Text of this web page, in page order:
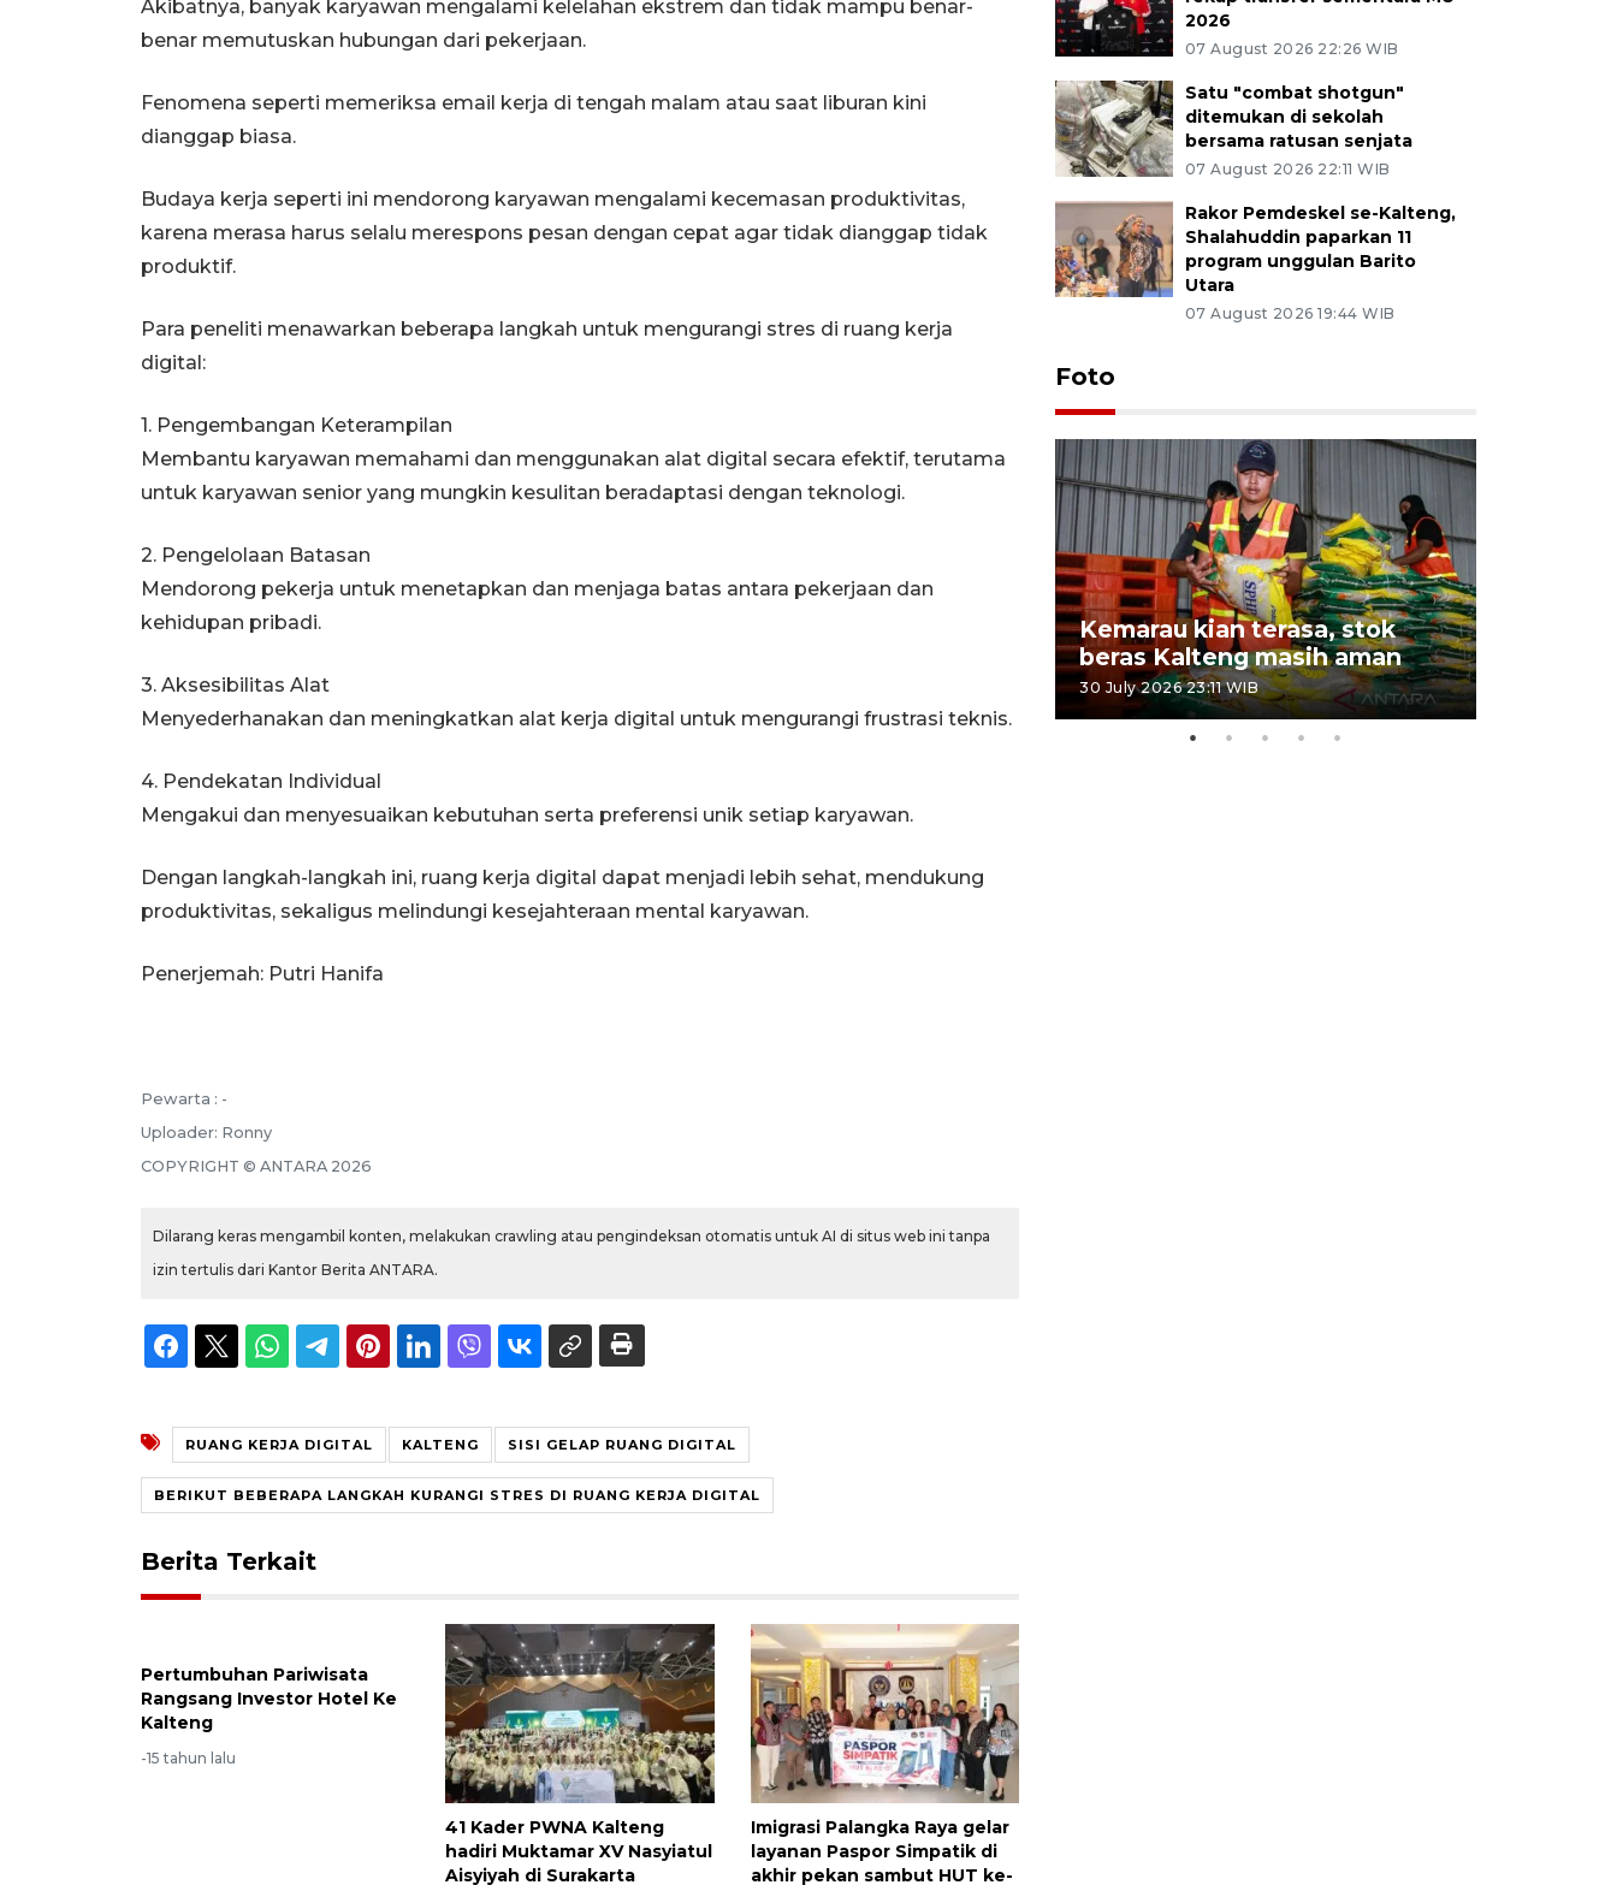
Akibatnya, banyak karyawan mengalami kelelahan ekstrem dan tidak mampu benar-
benar memutuskan hubungan dari pekerjaan.
Fenomena seperti memeriksa email kerja di tengah malam atau saat liburan kini
dianggap biasa.
Budaya kerja seperti ini mendorong karyawan mengalami kecemasan produktivitas,
karena merasa harus selalu merespons pesan dengan cepat agar tidak dianggap tidak
produktif.
Para peneliti menawarkan beberapa langkah untuk mengurangi stres di ruang kerja
digital:
1. Pengembangan Keterampilan
Membantu karyawan memahami dan menggunakan alat digital secara efektif, terutama
untuk karyawan senior yang mungkin kesulitan beradaptasi dengan teknologi.
2. Pengelolaan Batasan
Mendorong pekerja untuk menetapkan dan menjaga batas antara pekerjaan dan
kehidupan pribadi.
3. Aksesibilitas Alat
Menyederhanakan dan meningkatkan alat kerja digital untuk mengurangi frustrasi teknis.
4. Pendekatan Individual
Mengakui dan menyesuaikan kebutuhan serta preferensi unik setiap karyawan.
Dengan langkah-langkah ini, ruang kerja digital dapat menjadi lebih sehat, mendukung
produktivitas, sekaligus melindungi kesejahteraan mental karyawan.
Penerjemah: Putri Hanifa
Pewarta : -
Uploader: Ronny
COPYRIGHT © ANTARA 2026
Dilarang keras mengambil konten, melakukan crawling atau pengindeksan otomatis untuk AI di situs web ini tanpa
izin tertulis dari Kantor Berita ANTARA.
RUANG KERJA DIGITAL KALTENG SISI GELAP RUANG DIGITAL
BERIKUT BEBERAPA LANGKAH KURANGI STRES DI RUANG KERJA DIGITAL
Berita Terkait
Pertumbuhan Pariwisata
Rangsang Investor Hotel Ke
Kalteng
-15 tahun lalu
41 Kader PWNA Kalteng
hadiri Muktamar XV Nasyiatul
Aisyiyah di Surakarta
Imigrasi Palangka Raya gelar
layanan Paspor Simpatik di
akhir pekan sambut HUT ke-
2026
07 August 2026 22:26 WIB
Satu "combat shotgun"
ditemukan di sekolah
bersama ratusan senjata
07 August 2026 22:11 WIB
Rakor Pemdeskel se-Kalteng,
Shalahuddin paparkan 11
program unggulan Barito
Utara
07 August 2026 19:44 WIB
Foto
Prediksi puncak musim
Kemarau kian terasa, stok
beras Kalteng masih aman
30 July 2026 23:11 WIB